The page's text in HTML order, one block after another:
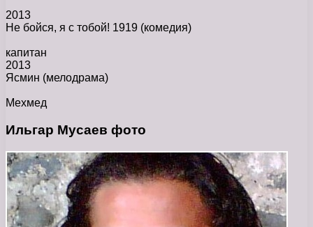
2013
Не бойся, я с тобой! 1919 (комедия)
капитан
2013
Ясмин (мелодрама)
Мехмед
Ильгар Мусаев фото